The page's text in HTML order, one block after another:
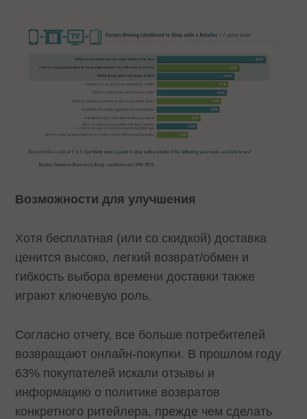
Возможности для улучшения
Хотя бесплатная (или со скидкой) доставка
ценится высоко, легкий возврат/обмен и
гибкость выбора времени доставки также
играют ключевую роль.
Согласно отчету, все больше потребителей
возвращают онлайн-покупки. В прошлом году
63% покупателей искали отзывы и
информацию о политике возвратов
конкретного ритейлера, прежде чем сделать